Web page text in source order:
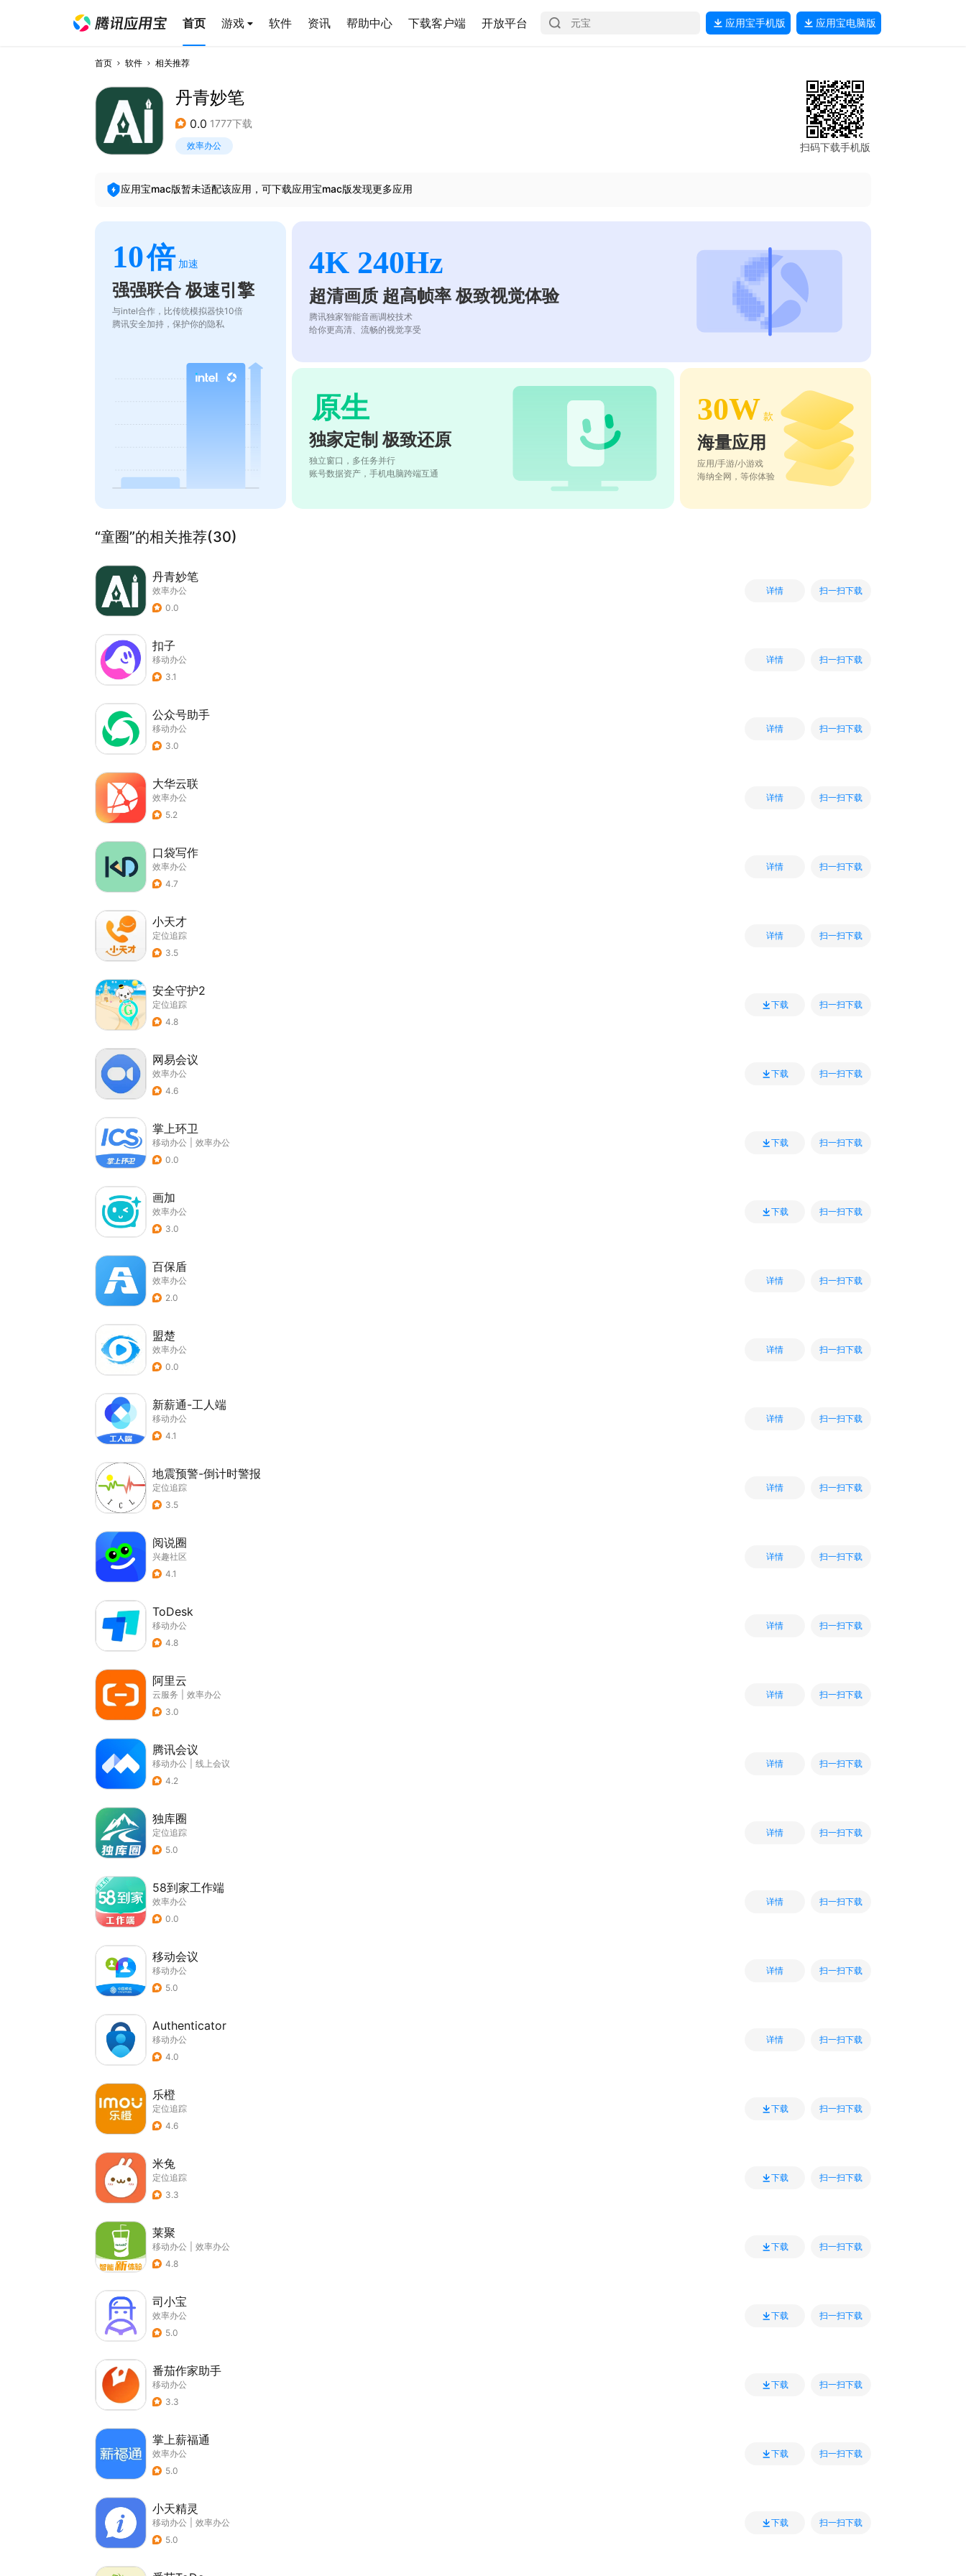
首页 游戏 软件 资讯 帮助中心 下载客户端 开放平台 应用宝手机版 应用宝电脑版
首页 软件 相关推荐
丹青妙笔
0.0 1777下载
效率办公 扫码下载手机版
应用宝mac版暂未适配该应用，可下载应用宝mac版发现更多应用
10倍 加速
强强联合 极速引擎
与intel合作，比传统模拟器快10倍
腾讯安全加持，保护你的隐私
4K 240Hz
超清画质 超高帧率 极致视觉体验
腾讯独家智能音画调校技术
给你更高清、流畅的视觉享受
原生
独家定制 极致还原
独立窗口，多任务并行
账号数据资产，手机电脑跨端互通
30W 款
海量应用
应用/手游/小游戏
海纳全网，等你体验
“童圈”的相关推荐(30)
丹青妙笔
效率办公
0.0
详情 扫一扫下载
扣子
移动办公
3.1
详情 扫一扫下载
公众号助手
移动办公
3.0
详情 扫一扫下载
大华云联
效率办公
5.2
详情 扫一扫下载
口袋写作
效率办公
4.7
详情 扫一扫下载
小天才
定位追踪
3.5
详情 扫一扫下载
安全守护2
定位追踪
4.8
下载 扫一扫下载
网易会议
效率办公
4.6
下载 扫一扫下载
掌上环卫
移动办公
效率办公
0.0
下载 扫一扫下载
画加
效率办公
3.0
下载 扫一扫下载
百保盾
效率办公
2.0
详情 扫一扫下载
盟楚
效率办公
0.0
详情 扫一扫下载
新薪通-工人端
移动办公
4.1
详情 扫一扫下载
地震预警-倒计时警报
定位追踪
3.5
详情 扫一扫下载
阅说圈
兴趣社区
4.1
详情 扫一扫下载
ToDesk
移动办公
4.8
详情 扫一扫下载
阿里云
云服务
效率办公
3.0
详情 扫一扫下载
腾讯会议
移动办公
线上会议
4.2
详情 扫一扫下载
独库圈
定位追踪
5.0
详情 扫一扫下载
58到家工作端
效率办公
0.0
详情 扫一扫下载
移动会议
移动办公
5.0
详情 扫一扫下载
Authenticator
移动办公
4.0
详情 扫一扫下载
乐橙
定位追踪
4.6
下载 扫一扫下载
米兔
定位追踪
3.3
下载 扫一扫下载
莱聚
移动办公
效率办公
4.8
下载 扫一扫下载
司小宝
效率办公
5.0
下载 扫一扫下载
番茄作家助手
移动办公
3.3
下载 扫一扫下载
掌上薪福通
效率办公
5.0
下载 扫一扫下载
小天精灵
移动办公
效率办公
5.0
下载 扫一扫下载